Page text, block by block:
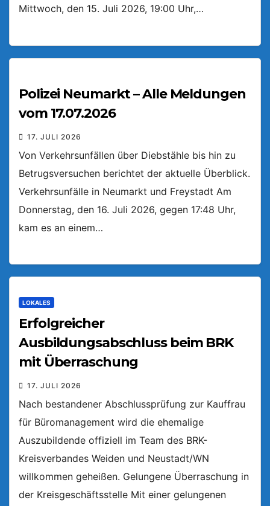
Mittwoch, den 15. Juli 2026, 19:00 Uhr,…
Polizei Neumarkt – Alle Meldungen
vom 17.07.2026
17. JULI 2026
Von Verkehrsunfällen über Diebstähle bis hin zu
Betrugsversuchen berichtet der aktuelle Überblick.
Verkehrsunfälle in Neumarkt und Freystadt Am
Donnerstag, den 16. Juli 2026, gegen 17:48 Uhr,
kam es an einem…
LOKALES
Erfolgreicher
Ausbildungsabschluss beim BRK
mit Überraschung
17. JULI 2026
Nach bestandener Abschlussprüfung zur Kauffrau
für Büromanagement wird die ehemalige
Auszubildende offiziell im Team des BRK-
Kreisverbandes Weiden und Neustadt/WN
willkommen geheißen. Gelungene Überraschung in
der Kreisgeschäftsstelle Mit einer gelungenen